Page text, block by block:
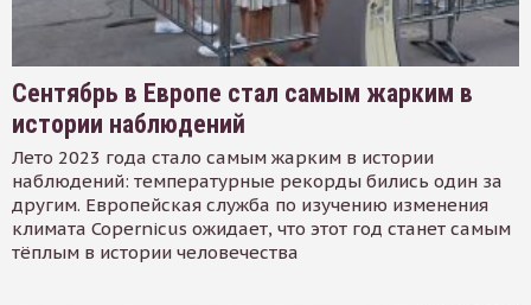
Сентябрь в Европе стал самым жарким в
истории наблюдений
Лето 2023 года стало самым жарким в истории
наблюдений: температурные рекорды бились один за
другим. Европейская служба по изучению изменения
климата Copernicus ожидает, что этот год станет самым
тёплым в истории человечества